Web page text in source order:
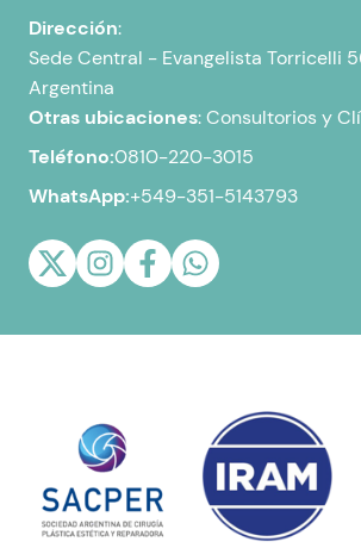
Dirección:
Sede Central - Evangelista Torricelli
Argentina
Otras ubicaciones:Consultorios y
Teléfono:0810-220-3015
WhatsApp:+549-351-5143793